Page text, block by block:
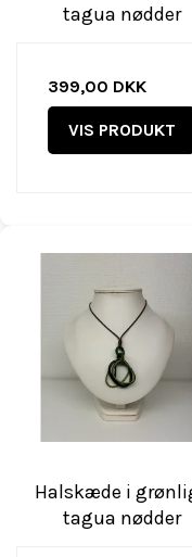
tagua nødder
399,00 DKK
VIS PRODUKT
Halskæde i
tagua nødder